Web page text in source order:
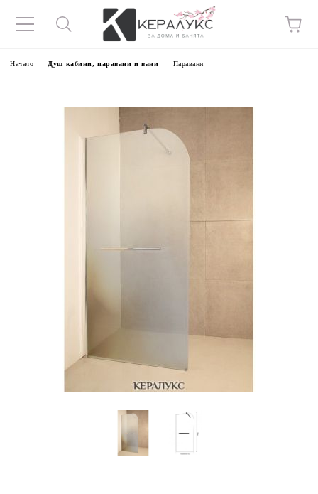
Начало Душ кабини, паравани и вани Паравани